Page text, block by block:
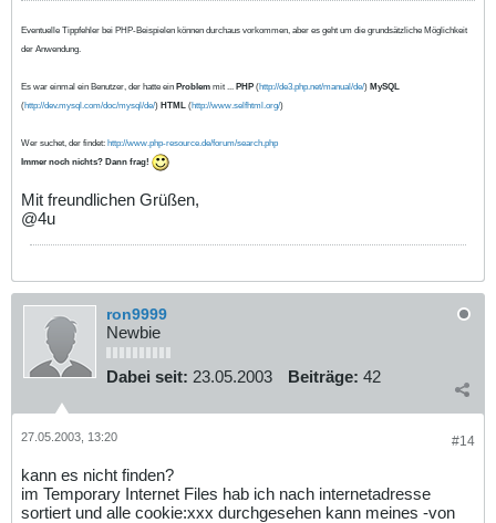
Eventuelle Tippfehler bei PHP-Beispielen können durchaus vorkommen, aber es geht um die grundsätzliche Möglichkeit
der Anwendung.
Es war einmal ein Benutzer, der hatte ein Problem mit ... PHP (http://de3.php.net/manual/de/) MySQL
(http://dev.mysql.com/doc/mysql/de/) HTML (http://www.selfhtml.org/)
Wer suchet, der findet: http://www.php-resource.de/forum/search.php
Immer noch nichts? Dann frag!
Mit freundlichen Grüßen,
@4u
ron9999
Newbie
Dabei seit: 23.05.2003 Beiträge: 42
#14
27.05.2003, 13:20
kann es nicht finden?
im Temporary Internet Files hab ich nach internetadresse
sortiert und alle cookie:xxx durchgesehen kann meines -von